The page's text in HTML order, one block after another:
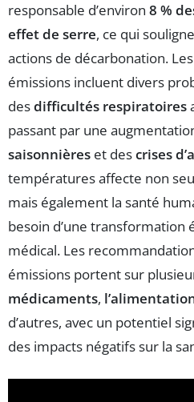
responsable d’environ 8 %
effet de serre, ce qui
actions de décarbonation.
émissions incluent divers
desdifficultés respiratoires
passant par une
saisonnières et descrises
températures affecte non
mais également la santé
besoin d’une transformation
médical. Les
émissions portent sur
médicaments,
d’autres, avec un potentiel
des impacts négatifs sur la